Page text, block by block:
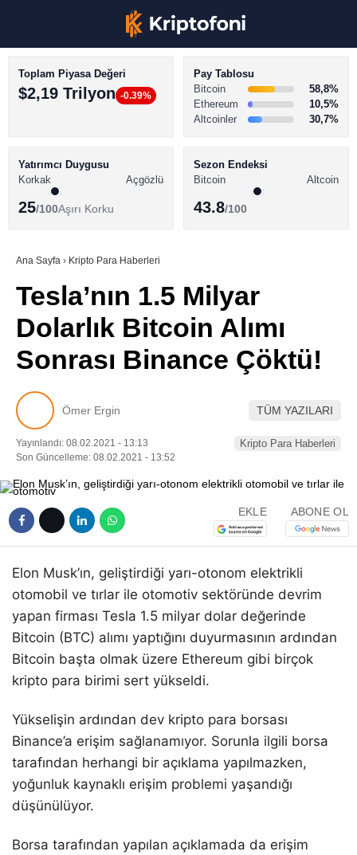
Youtube
TikTok
Pinterest
BİTCOİN HABERLERİ
ALTCOİN HABERLERİ
SÖZLÜK
Toplam Piyasa Değeri
$2,19 Trilyon -0.39%
Pay Tablosu
Bitcoin
58,8%
Ethereum
10,5%
Altcoinler
30,7%
Yatırımcı Duygusu
Korkak
Açgözlü
25/100Aşırı Korku
Sezon Endeksi
Bitcoin
Altcoin
43.8/100
Ana Sayfa › Kripto Para Haberleri
Tesla’nın 1.5 Milyar
Dolarlık Bitcoin Alımı
Sonrası Binance Çöktü!
Ömer Ergin TÜM YAZILARI
Yayınlandı: 08.02.2021 - 13:13
Son Güncelleme: 08.02.2021 - 13:52
Kripto Para Haberleri
EKLE ABONE OL
Elon Musk’ın, geliştirdiği yarı-otonom elektrikli
otomobil ve tırlar ile otomotiv sektöründe devrim
yapan firması Tesla 1.5 milyar dolar değerinde
Bitcoin (BTC) alımı yaptığını duyurmasının ardından
Bitcoin başta olmak üzere Ethereum gibi birçok
kripto para birimi sert yükseldi.
Yükselişin ardından dev kripto para borsası
Binance’a erişim sağlanamıyor. Sorunla ilgili borsa
tarafından herhangi bir açıklama yapılmazken,
yoğunluk kaynaklı erişim problemi yaşandığı
düşünülüyor.
Borsa tarafından yapılan açıklamada da erişim